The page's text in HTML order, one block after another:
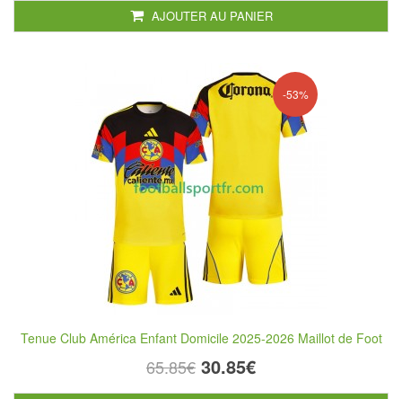
AJOUTER AU PANIER
-53%
Tenue Club América Enfant Domicile 2025-2026 Maillot de Foot
65.85€ 30.85€